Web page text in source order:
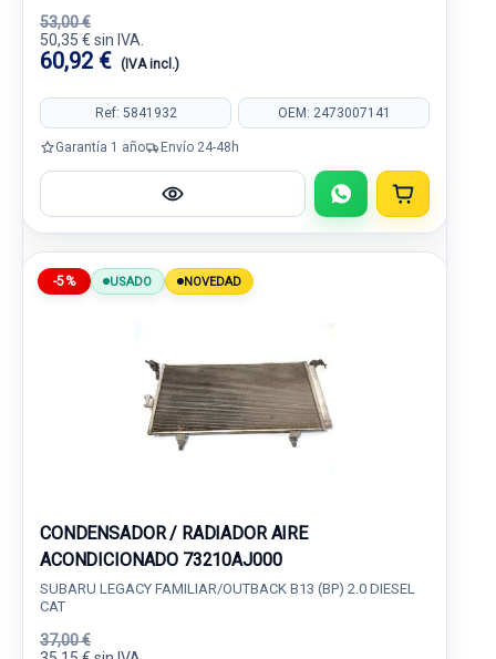
53,00 €
50,35 € sin IVA.
60,92 € (IVA incl.)
Ref: 5841932 OEM: 2473007141
Garantía 1 año Envío 24-48h
-5% USADO NOVEDAD
CONDENSADOR / RADIADOR AIRE
ACONDICIONADO 73210AJ000
SUBARU LEGACY FAMILIAR/OUTBACK B13 (BP) 2.0 DIESEL
CAT
37,00 €